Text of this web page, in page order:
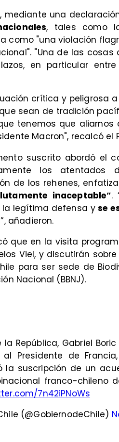
mediante una
, tales como
como "una violación
"Una de las
en particular
crítica y peligrosa
sean de tradición
tenemos que aliarnos
Macron", recalcó el
suscrito abordó el
los atentados
de los rehenes,
inaceptable”.
la legítima defensa yse
”, añadieron.
que en la visita
Viel, y discutirán
para ser sede de
Nacional (BBNJ).
la República, Gabriel
Presidente de
la suscripción de un
franco-chileno
7n42iPNoWs
(@GobiernodeChile)